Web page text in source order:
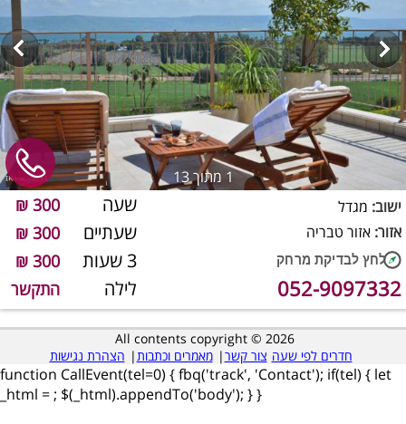
1מתוך 13
שעה 300 ₪
שעתיים 300 ₪
3 שעות 300 ₪
לילה התקשר
ישוב: מגדל
אזור: אזור טבריה
052-9097332
All contents copyright © 2026
חדרים לפי שעה צור קשר| מאמרים וכתבות | הצהרת נגישות
function CallEvent(tel=0) { fbq('track', 'Contact'); if(tel) { let
_html = ; $(_html).appendTo('body'); } }